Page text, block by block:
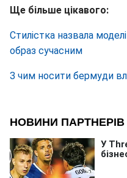
Ще більше цікавого:
Стилістка назвала
образ сучасним
З чим носити бермуди